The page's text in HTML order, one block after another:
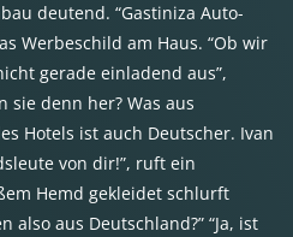
deutend. “Gastiniza Auto-
Werbeschild am Haus. “Ob wir
gerade einladend aus”,
sie denn her? Was aus
Hotels ist auch Deutscher. Ivan
von dir!”, ruft ein
Hemd gekleidet schlurft
also aus Deutschland?” “Ja, ist